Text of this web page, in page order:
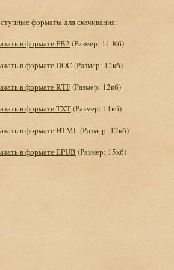
форматы для скачивания:
в формате FB2 (Размер: 11 Кб)
в формате DOC (Размер: 12кб)
в формате RTF(Размер: 12кб)
в формате TXT(Размер: 11кб)
в формате HTML(Размер: 12кб)
в формате EPUB (Размер: 15кб)